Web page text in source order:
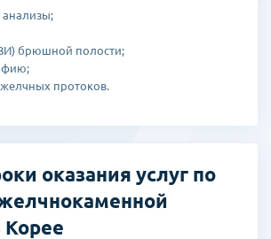
не позволяет избежать хирургического
выбирается один из следующих методов:
минимальное хирургическое
короткий восстановительный
брюшной полости;
протоков.
оказания услуг по
Корее